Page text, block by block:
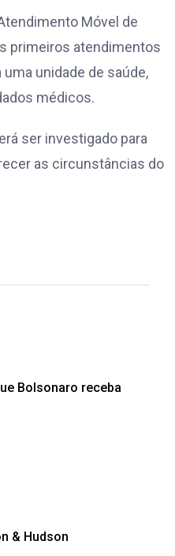
Móvel de
primeiros atendimentos
unidade de saúde,
médicos.
ser investigado para
as circunstâncias do
Bolsonaro receba
& Hudson